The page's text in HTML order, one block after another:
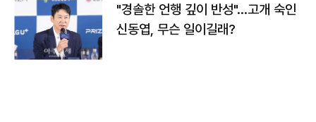
"경솔한 언행 깊이 반성"…고개 숙인
신동엽, 무슨 일이길래?